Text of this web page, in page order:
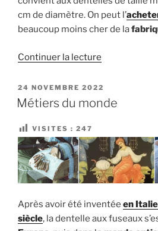
cm de diamètre. On peut l’
beaucoup moins cher de la
Continuer la lecture
fabriquer
une
PUBLIÉ
LE
24 NOVEMBRE 2022
Métiers du monde
VISITES : 247
Après avoir été inventée en
siècle, la dentelle aux fuseaux